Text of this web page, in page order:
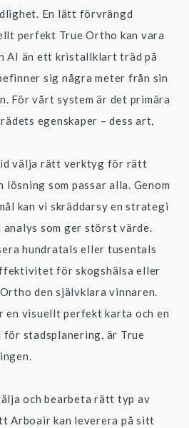
En lätt förvrängd
perfekt True Ortho kan vara
AI än ett kristallklart träd på
sig några meter från sin
För vårt system är det primära
egenskaper – dess art,
välja rätt verktyg för rätt
som passar alla. Genom
kan vi skräddarsy en strategi
som ger störst värde.
hundratals eller tusentals
för skogshälsa eller
den självklara vinnaren.
en visuellt perfekt karta och en
stadsplanering, är True
och bearbeta rätt typ av
Arboair kan leverera på sitt